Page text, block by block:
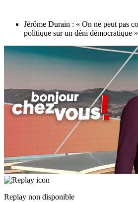
Jérôme Durain : « On ne peut pas
politique sur un déni démocratique »
Replay non disponible